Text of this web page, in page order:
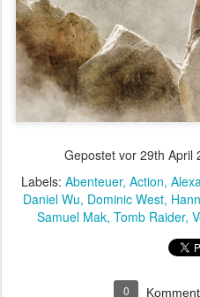
Gepostet vor 29th April
Labels: Abenteuer Action
Daniel Wu Dominic West
Samuel Mak Tomb Raider
0